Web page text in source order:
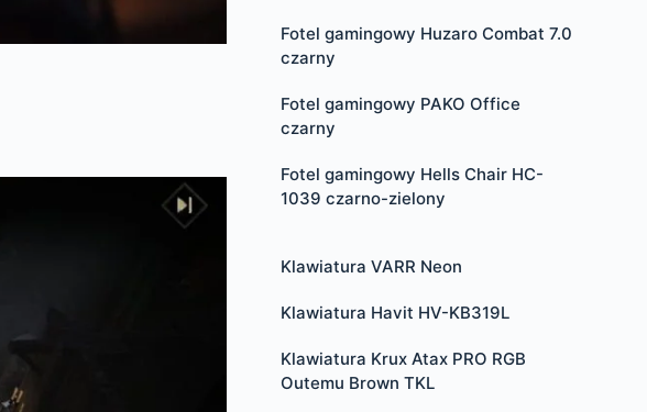
Fotel gamingowy Huzaro Combat 7.0
czarny
Fotel gamingowy PAKO Office
czarny
Fotel gamingowy Hells Chair HC-
1039 czarno-zielony
Klawiatura VARR Neon
Klawiatura Havit HV-KB319L
Klawiatura Krux Atax PRO RGB
Outemu Brown TKL